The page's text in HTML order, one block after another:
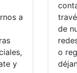
a
y
de
o